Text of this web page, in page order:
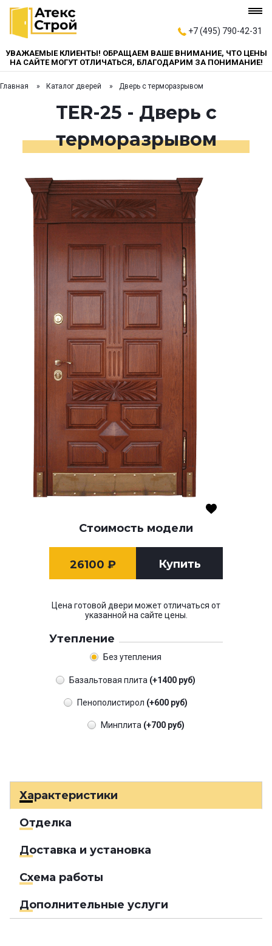
+7 (495) 790-42-31
УВАЖАЕМЫЕ КЛИЕНТЫ! ОБРАЩАЕМ ВАШЕ ВНИМАНИЕ, ЧТО ЦЕНЫ
НА САЙТЕ МОГУТ ОТЛИЧАТЬСЯ, БЛАГОДАРИМ ЗА ПОНИМАНИЕ!
Главная Каталог дверей Дверь с терморазрывом
TER-25 - Дверь с
терморазрывом
Стоимость модели
26100 ₽ Купить
Цена готовой двери может отличаться от
указанной на сайте цены.
Утепление
Без утепления
Базальтовая плита (+1400 руб)
Пенополистирол (+600 руб)
Минплита (+700 руб)
Характеристики
Отделка
Доставка и установка
Схема работы
Дополнительные услуги